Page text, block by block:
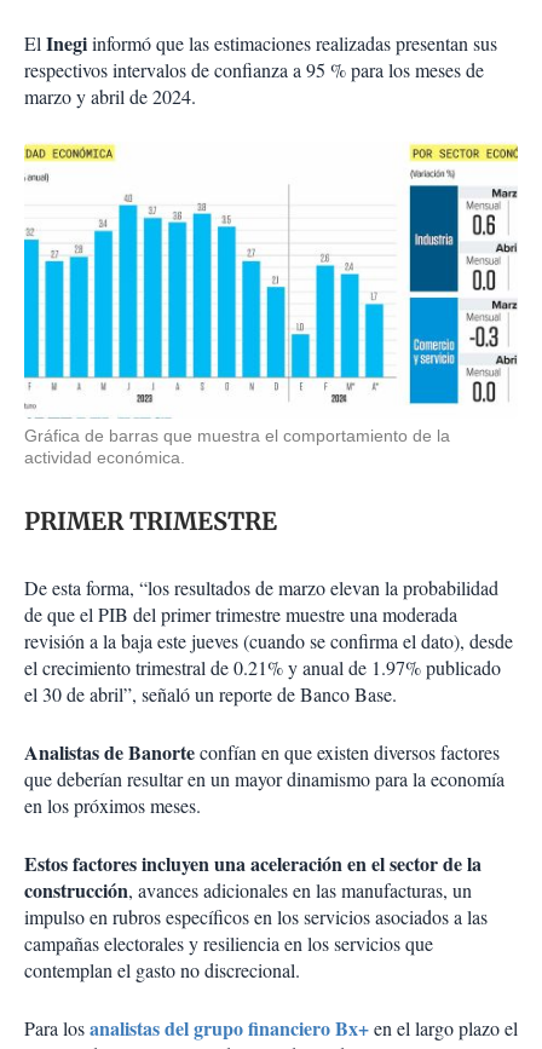
ElInegiinformó que las estimaciones realizadas presentan sus
respectivos intervalos de confianza a 95 % para los meses de
marzo y abril de 2024.
Gráfica de barras que muestra el comportamiento de la
actividad económica.
PRIMER TRIMESTRE
De esta forma, “los resultados de marzo elevan la probabilidad
de que el PIB del primer trimestre muestre una moderada
revisión a la baja este jueves (cuando se confirma el dato), desde
el crecimiento trimestral de 0.21% y anual de 1.97% publicado
el 30 de abril”, señaló un reporte de Banco Base.
Analistas de Banorteconfían en que existen diversos factores
que deberían resultar en un mayor dinamismo para la economía
en los próximos meses.
Estos factores incluyen una aceleración en el sector de la
construcción, avances adicionales en las manufacturas, un
impulso en rubros específicos en los servicios asociados a las
campañas electorales y resiliencia en los servicios que
contemplan el gasto no discrecional.
Para losanalistas del grupo financiero Bx+en el largo plazo el